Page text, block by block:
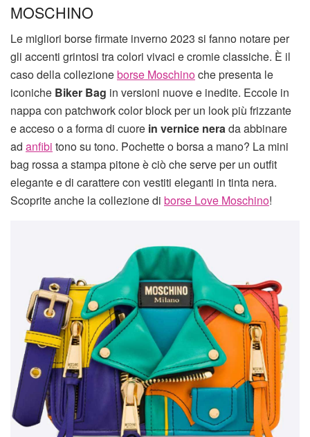
MOSCHINO
Le migliori borse firmate inverno 2023 si fanno notare per
gli accenti grintosi tra colori vivaci e cromie classiche. È il
caso della collezioneborse Moschinoche presenta le
iconiche Biker Bag in versioni nuove e inedite. Eccole in
nappa con patchwork color block per un look più frizzante
e acceso o a forma di cuore in vernice nerada abbinare
ad anfibi tono su tono. Pochette o borsa a mano? La mini
bag rossa a stampa pitone è ciò che serve per un outfit
elegante e di carattere con vestiti eleganti in tinta nera.
Scoprite anche la collezione di borse Love Moschino!